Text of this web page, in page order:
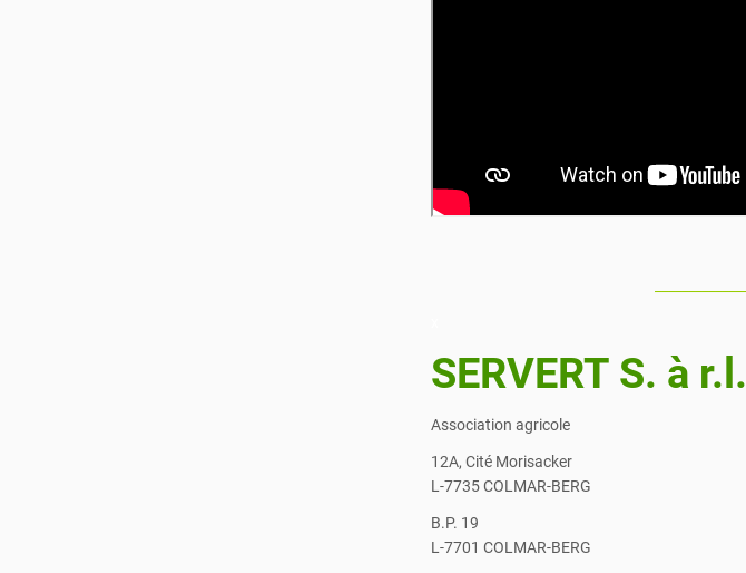
SERVERT S. à r.l.
Association agricole
12A, Cité Morisacker
L-7735 COLMAR-BERG
B.P. 19
L-7701 COLMAR-BERG